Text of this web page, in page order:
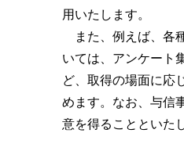
用いたします。
また、例えば、各
いては、アンケート
ど、取得の場面に応
めます。なお、与信
意を得ることといた